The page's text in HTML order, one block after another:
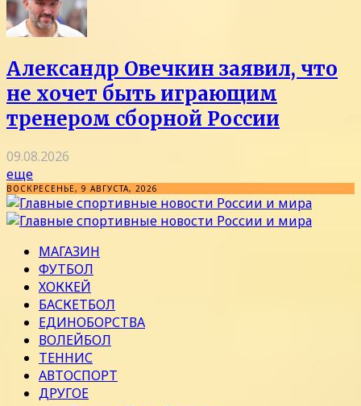
Александр Овечкин заявил, что
не хочет быть играющим
тренером сборной России
09.08.2026
еще
ВОСКРЕСЕНЬЕ, 9 АВГУСТА, 2026
МАГАЗИН
ФУТБОЛ
ХОККЕЙ
БАСКЕТБОЛ
ЕДИНОБОРСТВА
ВОЛЕЙБОЛ
ТЕННИС
АВТОСПОРТ
ДРУГОЕ